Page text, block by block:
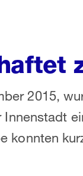
2015,
konnten